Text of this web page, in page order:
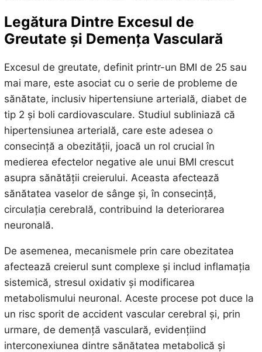
Legătura Dintre Excesul de
Greutate și Demența Vasculară
Excesul de greutate, definit printr-un BMI de 25 sau
mai mare, este asociat cu o serie de probleme de
sănătate, inclusiv hipertensiune arterială, diabet de
tip 2 și boli cardiovasculare. Studiul subliniază că
hipertensiunea arterială, care este adesea o
consecință a obezității, joacă un rol crucial în
medierea efectelor negative ale unui BMI crescut
asupra sănătății creierului. Aceasta afectează
sănătatea vaselor de sânge și, în consecință,
circulația cerebrală, contribuind la deteriorarea
neuronală.
De asemenea, mecanismele prin care obezitatea
afectează creierul sunt complexe și includ inflamația
sistemică, stresul oxidativ și modificarea
metabolismului neuronal. Aceste procese pot duce la
un risc sporit de accident vascular cerebral și, prin
urmare, de demență vasculară, evidențiind
interconexiunea dintre sănătatea metabolică și